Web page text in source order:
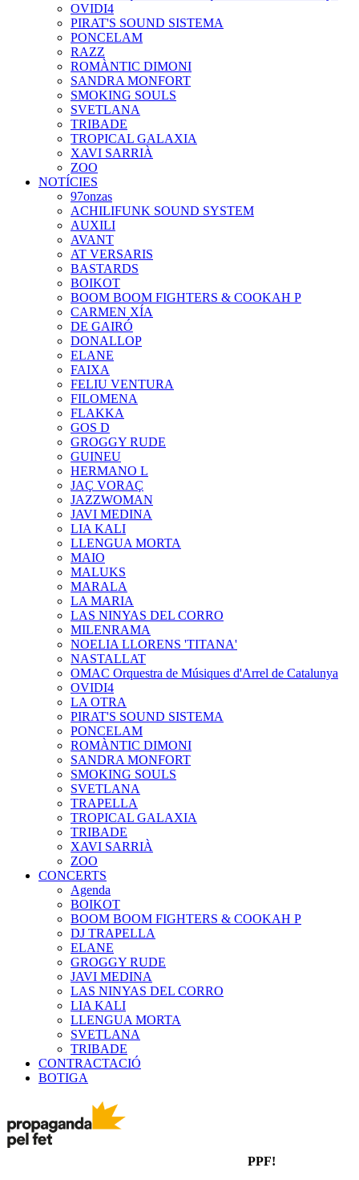
OVIDI4
PIRAT'S SOUND SISTEMA
PONCELAM
RAZZ
ROMÀNTIC DIMONI
SANDRA MONFORT
SMOKING SOULS
SVETLANA
TRIBADE
TROPICAL GALAXIA
XAVI SARRIÀ
ZOO
NOTÍCIES
97onzas
ACHILIFUNK SOUND SYSTEM
AUXILI
AVANT
AT VERSARIS
BASTARDS
BOIKOT
BOOM BOOM FIGHTERS & COOKAH P
CARMEN XÍA
DE GAIRÓ
DONALLOP
ELANE
FAIXA
FELIU VENTURA
FILOMENA
FLAKKA
GOS D
GROGGY RUDE
GUINEU
HERMANO L
JAÇ VORAÇ
JAZZWOMAN
JAVI MEDINA
LIA KALI
LLENGUA MORTA
MAIO
MALUKS
MARALA
LA MARIA
LAS NINYAS DEL CORRO
MILENRAMA
NOELIA LLORENS 'TITANA'
NASTALLAT
OMAC Orquestra de Músiques d'Arrel de Catalunya
OVIDI4
LA OTRA
PIRAT'S SOUND SISTEMA
PONCELAM
ROMÀNTIC DIMONI
SANDRA MONFORT
SMOKING SOULS
SVETLANA
TRAPELLA
TROPICAL GALAXIA
TRIBADE
XAVI SARRIÀ
ZOO
CONCERTS
Agenda
BOIKOT
BOOM BOOM FIGHTERS & COOKAH P
DJ TRAPELLA
ELANE
GROGGY RUDE
JAVI MEDINA
LAS NINYAS DEL CORRO
LIA KALI
LLENGUA MORTA
SVETLANA
TRIBADE
CONTRACTACIÓ
BOTIGA
PPF!